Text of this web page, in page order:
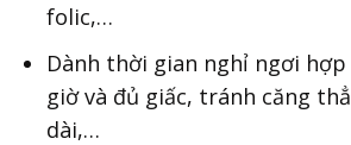
folic,…
Dành thời gian nghỉ ngơi
giờ và đủ giấc, tránh căng
dài,…